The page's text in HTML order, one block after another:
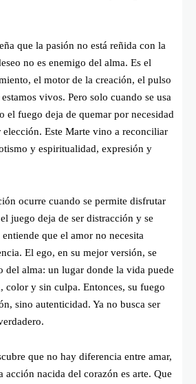
que la pasión no está reñida con la
no es enemigo del alma. Es el
el motor de la creación, el pulso
vivos. Pero solo cuando se usa
el fuego deja de quemar por necesidad
elección. Este Marte vino a reconciliar
y espiritualidad, expresión y
ocurre cuando se permite disfrutar
juego deja de ser distracción y se
que el amor no necesita
El ego, en su mejor versión, se
del alma: un lugar donde la vida puede
color y sin culpa. Entonces, su fuego
sino autenticidad. Ya no busca ser
que no hay diferencia entre amar,
acción nacida del corazón es arte. Que